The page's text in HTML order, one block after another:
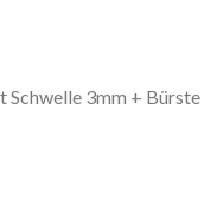
Schwelle 3mm + Bürste